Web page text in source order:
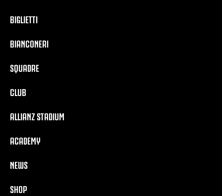
BIGLIETTI
BIANCONERI
SQUADRE
CLUB
ALLIANZ STADIUM
ACADEMY
NEWS
SHOP